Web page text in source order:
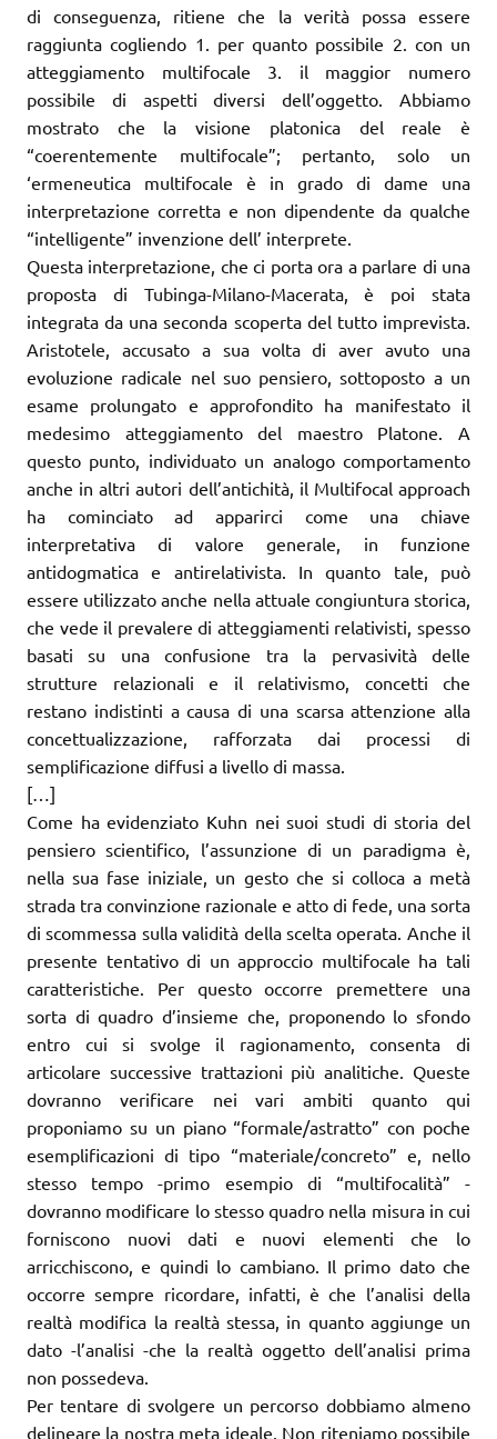
di conseguenza, ritiene che la verità possa essere
raggiunta cogliendo 1. per quanto possibile 2. con un
atteggiamento multifocale 3. il maggior numero
possibile di aspetti diversi dell’oggetto. Abbiamo
mostrato che la visione platonica del reale è
“coerentemente multifocale”; pertanto, solo un
‘ermeneutica multifocale è in grado di dame una
interpretazione corretta e non dipendente da qualche
“intelligente” invenzione dell’ interprete.
Questa interpretazione, che ci porta ora a parlare di una
proposta di Tubinga-Milano-Macerata, è poi stata
integrata da una seconda scoperta del tutto imprevista.
Aristotele, accusato a sua volta di aver avuto una
evoluzione radicale nel suo pensiero, sottoposto a un
esame prolungato e approfondito ha manifestato il
medesimo atteggiamento del maestro Platone. A
questo punto, individuato un analogo comportamento
anche in altri autori dell’antichità, il Multifocal approach
ha cominciato ad apparirci come una chiave
interpretativa di valore generale, in funzione
antidogmatica e antirelativista. In quanto tale, può
essere utilizzato anche nella attuale congiuntura storica,
che vede il prevalere di atteggiamenti relativisti, spesso
basati su una confusione tra la pervasività delle
strutture relazionali e il relativismo, concetti che
restano indistinti a causa di una scarsa attenzione alla
concettualizzazione, rafforzata dai processi di
semplificazione diffusi a livello di massa.
[…]
Come ha evidenziato Kuhn nei suoi studi di storia del
pensiero scientifico, l’assunzione di un paradigma è,
nella sua fase iniziale, un gesto che si colloca a metà
strada tra convinzione razionale e atto di fede, una sorta
di scommessa sulla validità della scelta operata. Anche il
presente tentativo di un approccio multifocale ha tali
caratteristiche. Per questo occorre premettere una
sorta di quadro d’insieme che, proponendo lo sfondo
entro cui si svolge il ragionamento, consenta di
articolare successive trattazioni più analitiche. Queste
dovranno verificare nei vari ambiti quanto qui
proponiamo su un piano “formale/astratto” con poche
esemplificazioni di tipo “materiale/concreto” e, nello
stesso tempo -primo esempio di “multifocalità” -
dovranno modificare lo stesso quadro nella misura in cui
forniscono nuovi dati e nuovi elementi che lo
arricchiscono, e quindi lo cambiano. Il primo dato che
occorre sempre ricordare, infatti, è che l’analisi della
realtà modifica la realtà stessa, in quanto aggiunge un
dato -l’analisi -che la realtà oggetto dell’analisi prima
non possedeva.
Per tentare di svolgere un percorso dobbiamo almeno
delineare la nostra meta ideale. Non riteniamo possibile